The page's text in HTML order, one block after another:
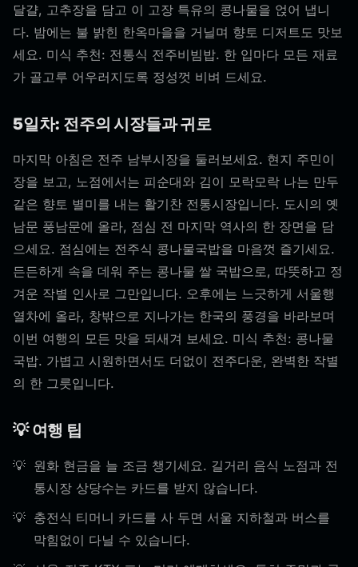
달걀, 고추장을 담고 이 고장 특유의 콩나물을 얹어 냅니
다. 밤에는 불 밝힌 한옥마을을 거닐며 향토 디저트도 맛보
세요. 미식 추천: 전통식 전주비빔밥. 한 입마다 모든 재료
가 골고루 어우러지도록 정성껏 비벼 드세요.
5일차: 전주의 시장들과 귀로
마지막 아침은 전주 남부시장을 둘러보세요. 현지 주민이
장을 보고, 노점에서는 피순대와 김이 모락모락 나는 만두
같은 향토 별미를 내는 활기찬 전통시장입니다. 도시의 옛
남문 풍남문에 올라, 점심 전 마지막 역사의 한 장면을 담
으세요. 점심에는 전주식 콩나물국밥을 마음껏 즐기세요.
든든하게 속을 데워 주는 콩나물 쌀 국밥으로, 따뜻하고 정
겨운 작별 인사로 그만입니다. 오후에는 느긋하게 서울행
열차에 올라, 창밖으로 지나가는 한국의 풍경을 바라보며
이번 여행의 모든 맛을 되새겨 보세요. 미식 추천: 콩나물
국밥. 가볍고 시원하면서도 더없이 전주다운, 완벽한 작별
의 한 그릇입니다.
💡 여행 팁
원화 현금을 늘 조금 챙기세요. 길거리 음식 노점과 전
통시장 상당수는 카드를 받지 않습니다.
충전식 티머니 카드를 사 두면 서울 지하철과 버스를
막힘없이 다닐 수 있습니다.